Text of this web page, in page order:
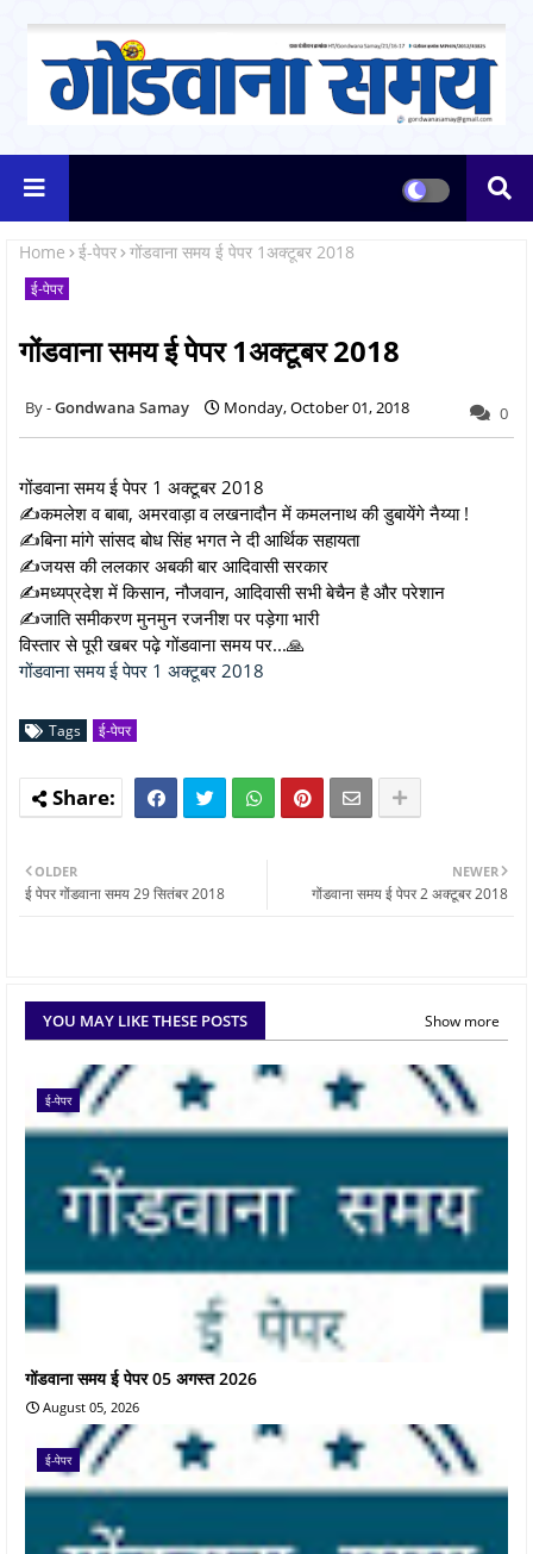
Home ई-पेपर गोंडवाना समय ई पेपर 1अक्टूबर 2018
ई-पेपर
गोंडवाना समय ई पेपर 1अक्टूबर 2018
Gondwana Samay Monday, October 01, 2018 0
गोंडवाना समय ई पेपर 1 अक्टूबर 2018
✍कमलेश व बाबा, अमरवाड़ा व लखनादौन में कमलनाथ की डुबायेंगे नैय्या !
✍बिना मांगे सांसद बोध सिंह भगत ने दी आर्थिक सहायता
✍जयस की ललकार अबकी बार आदिवासी सरकार
✍मध्यप्रदेश में किसान, नौजवान, आदिवासी सभी बेचैन है और परेशान
✍जाति समीकरण मुनमुन रजनीश पर पड़ेगा भारी
विस्तार से पूरी खबर पढ़े गोंडवाना समय पर...🙏
गोंडवाना समय ई पेपर 1 अक्टूबर 2018
Tags ई-पेपर
NEWER
गोंडवाना समय ई पेपर 2 अक्टूबर 2018
OLDER
ई पेपर गोंडवाना समय 29 सितंबर 2018
YOU MAY LIKE THESE POSTS Show more
ई-पेपर
गोंडवाना समय ई पेपर 05 अगस्त 2026
August 05, 2026
ई-पेपर